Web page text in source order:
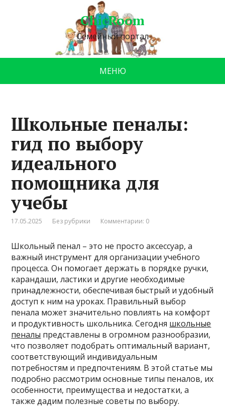
ChicRoom
Семейный портал
МЕНЮ
Школьные пеналы:
гид по выбору
идеального
помощника для
учебы
17.05.2025 Без рубрики Комментарии: 0
Школьный пенал – это не просто аксессуар, а
важный инструмент для организации учебного
процесса. Он помогает держать в порядке ручки,
карандаши, ластики и другие необходимые
принадлежности, обеспечивая быстрый и удобный
доступ к ним на уроках. Правильный выбор
пенала может значительно повлиять на комфорт
и продуктивность школьника. Сегодня школьные
пеналы представлены в огромном разнообразии,
что позволяет подобрать оптимальный вариант,
соответствующий индивидуальным
потребностям и предпочтениям. В этой статье мы
подробно рассмотрим основные типы пеналов, их
особенности, преимущества и недостатки, а
также дадим полезные советы по выбору.